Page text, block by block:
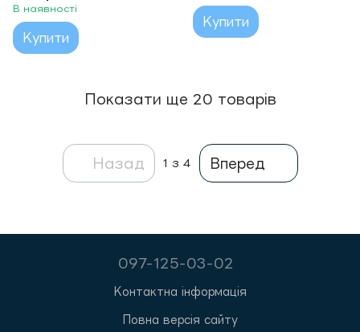
В наявності
Купити
Купити
Показати ще 20 товарів
Назад 1 з 4 Вперед
097-125-03-02
Контактна інформація
Повна версія сайту